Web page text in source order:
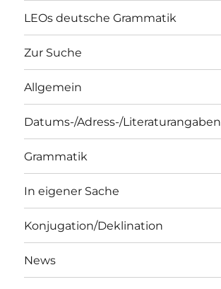
LEOs deutsche Grammatik
Zur Suche
Allgemein
Datums-/Adress-/Literaturangaben
Grammatik
In eigener Sache
Konjugation/Deklination
News